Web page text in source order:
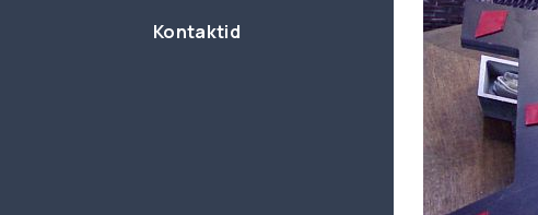
Kontaktid